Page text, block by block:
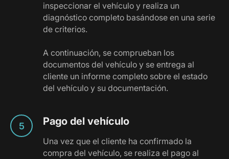
inspeccionar el vehículo y realiza un
diagnóstico completo basándose en una serie
de criterios.
A continuación, se comprueban los
documentos del vehículo y se entrega al
cliente un informe completo sobre el estado
del vehículo y su documentación.
Pago del vehículo
Una vez que el cliente ha confirmado la
compra del vehículo, se realiza el pago al